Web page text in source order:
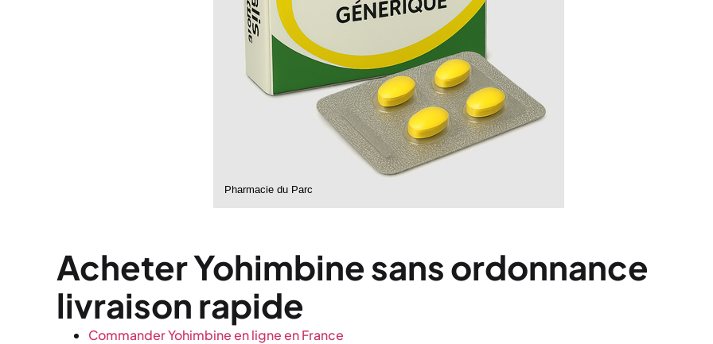
Acheter Yohimbine sans ordonnance
livraison rapide
Commander Yohimbine en ligne en France